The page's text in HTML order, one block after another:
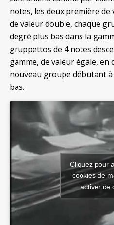
notes, les deux première
de valeur double, chaque
degré plus bas dans la
gruppettos de 4 notes
gamme, de valeur égale, en
nouveau groupe débutant
bas.
Cliquez pour
cookies de
activer ce